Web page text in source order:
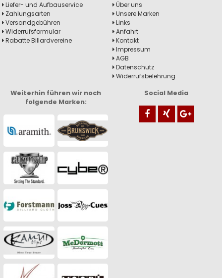
Liefer- und Aufbauservice
Zahlungsarten
Versandgebühren
Widerrufsformular
Rabatte Billardvereine
Über uns
Unsere Marken
Links
Anfahrt
Kontakt
Impressum
AGB
Datenschutz
Widerrufsbelehrung
Weiterhin führen wir noch
folgende Marken:
Social Media